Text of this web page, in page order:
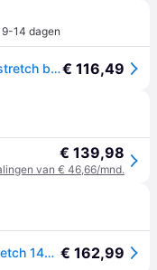
9-14 dagen
Blakläder, Werkbroek, Denim Cordura stretch broek (50)€ 116,49
€ 139,98
van € 46,66/mnd.
Blåkläder service werkbroek denim stretch 14591142 | zwart | maat 52 - 7330509486139 € 162,99